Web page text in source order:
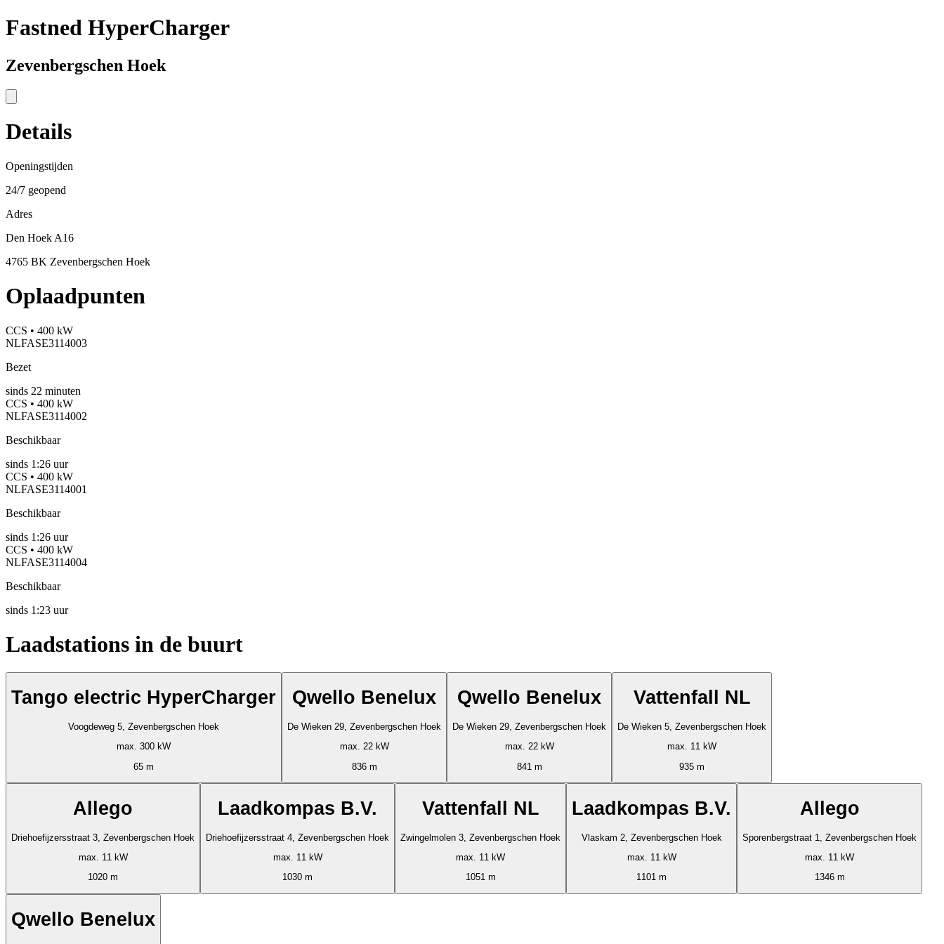
Fastned HyperCharger
Zevenbergschen Hoek
Details
Openingstijden
24/7 geopend
Adres
Den Hoek A16
4765 BK Zevenbergschen Hoek
Oplaadpunten
CCS • 400 kW
NLFASE3114003
Bezet
sinds 22 minuten
CCS • 400 kW
NLFASE3114002
Beschikbaar
sinds 1:26 uur
CCS • 400 kW
NLFASE3114001
Beschikbaar
sinds 1:26 uur
CCS • 400 kW
NLFASE3114004
Beschikbaar
sinds 1:23 uur
Laadstations in de buurt
Tango electric HyperCharger
Voogdeweg 5, Zevenbergschen Hoek
max. 300 kW
65 m
Qwello Benelux
De Wieken 29, Zevenbergschen Hoek
max. 22 kW
836 m
Qwello Benelux
De Wieken 29, Zevenbergschen Hoek
max. 22 kW
841 m
Vattenfall NL
De Wieken 5, Zevenbergschen Hoek
max. 11 kW
935 m
Allego
Driehoefijzersstraat 3, Zevenbergschen Hoek
max. 11 kW
1020 m
Laadkompas B.V.
Driehoefijzersstraat 4, Zevenbergschen Hoek
max. 11 kW
1030 m
Vattenfall NL
Zwingelmolen 3, Zevenbergschen Hoek
max. 11 kW
1051 m
Laadkompas B.V.
Vlaskam 2, Zevenbergschen Hoek
max. 11 kW
1101 m
Allego
Sporenbergstraat 1, Zevenbergschen Hoek
max. 11 kW
1346 m
Qwello Benelux